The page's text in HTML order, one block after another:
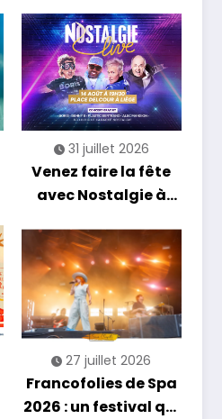
31 juillet 2026
Venez faire la fête
avec Nostalgie à
27 juillet 2026
Francofolies de Spa
2026 : un festival qui